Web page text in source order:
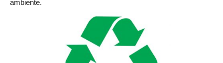
ambiente.